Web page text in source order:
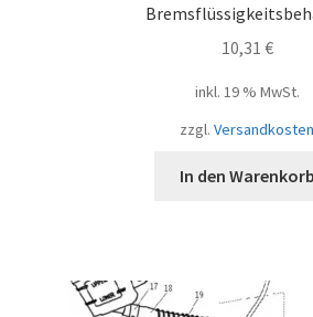
10,31 €
inkl. 19 % MwSt.
zzgl. Versandkosten
In den Warenkorb